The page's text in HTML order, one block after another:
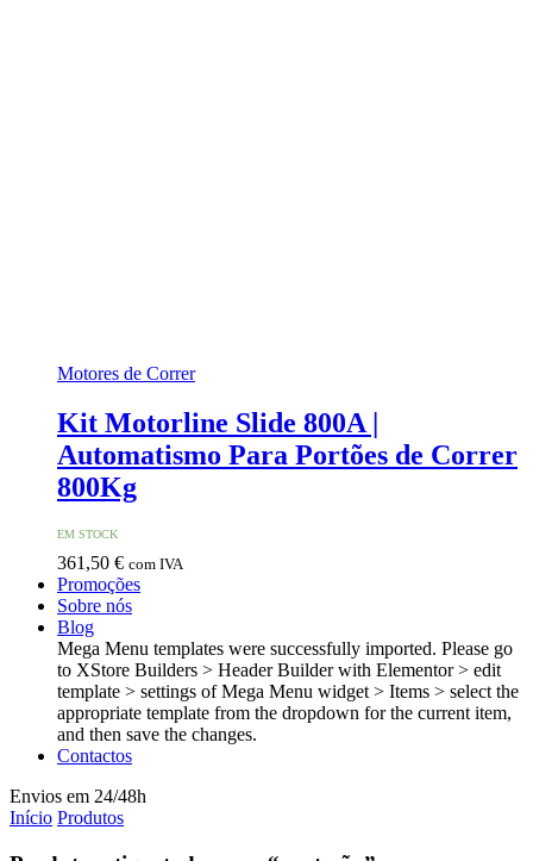
Motores de Correr
Kit Motorline Slide 800A |
Automatismo Para Portões de Correr
800Kg
EM STOCK
361,50 € com IVA
Promoções
Sobre nós
Blog
Mega Menu templates were successfully imported. Please go
to XStore Builders > Header Builder with Elementor > edit
template > settings of Mega Menu widget > Items > select the
appropriate template from the dropdown for the current item,
and then save the changes.
Contactos
Envios em 24/48h
Início Produtos